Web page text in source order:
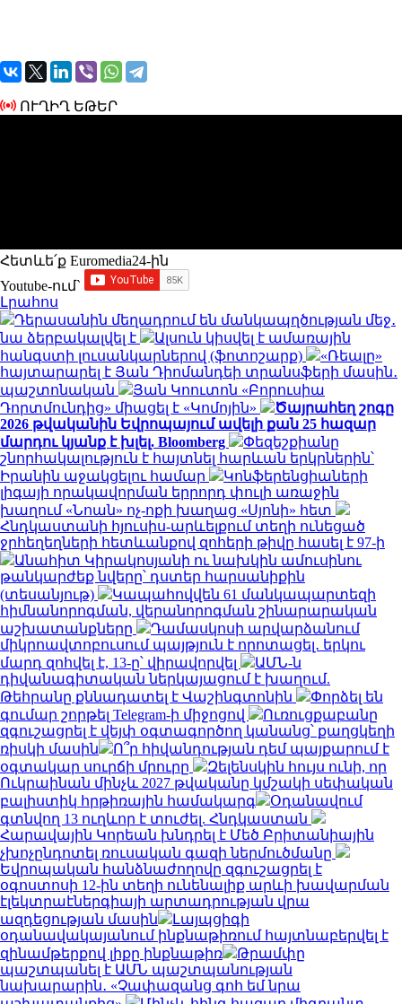
ՈՒՂԻՂ ԵԹԵՐ
Հետևե՛ք Euromedia24-ին
Youtube-ում`
Լրահոս
Դերասանին մեղադրում են մանկապղծության մեջ․
նա ձերբակալվել է
Ալսուն կիսվել է ամառային
հանգստի լուսանկարներով (ֆոտոշարք)
«Ռեալը»
հայտարարել է Յան Դիոմանդեի տրանսֆերի մասին․
պաշտոնական
Յան Կոուտոն «Բորուսիա
Դորտմունդից» միացել է «Կոմոյին»
Ծայրահեղ շոգը
2026 թվականին Եվրոպայում ավելի քան 25 հազար
մարդու կյանք է խլել. Bloomberg
Փեզեշքիանը
շնորհակալություն է հայտնել հարևան երկրներին՝
Իրանին աջակցելու համար
Կոնֆերենցիաների
լիգայի որակավորման երրորդ փուլի առաջին
խաղում «Նոան» ոչ-ոքի խաղաց «Սյոնի» հետ
Հնդկաստանի հյուսիս-արևելքում տեղի ունեցած
ջրհեղեղների հետևանքով զոհերի թիվը հասել է 97-ի
Անահիտ Կիրակոսյանի ու նախկին ամուսինու
թանկարժեք նվերը՝ դստեր հարսանիքին
(տեսանյութ)
Կապահովվեն 61 մանկապարտեզի
հիմնանորոգման, վերանորոգման շինարարական
աշխատանքները
Դամասկոսի արվարձանում
միկրոավտոբուսում պայթյուն է որոտացել․ երկու
մարդ զոհվել է, 13-ը՝ վիրավորվել
ԱՄՆ-ն
դիվանագիտական ներկայացում է խաղում.
Թեհրանը քննադատել է Վաշինգտոնին
Փորձել են
գումար շորթել Telegram-ի միջոցով
Ուռուցքաբանը
զգուշացրել է վեյփ օգտագործող կանանց՝ քաղցկեղի
ռիսկի մասին
Ո՞ր հիվանդության դեմ պայքարում է
օգտակար սուրճի մրուրը
Զելենսկին հույս ունի, որ
Ուկրաինան մինչև 2027 թվականը կմշակի սեփական
բալիստիկ հրթիռային համակարգ
Օդանավում
գտնվող 13 ուղևոր է տուժել. Հնդկաստան
Հարավային Կորեան խնդրել է Մեծ Բրիտանիային
չխոչընդոտել ռուսական գազի ներմուծմանը
Եվրոպական հանձնաժողովը զգուշացրել է
օգոստոսի 12-ին տեղի ունենալիք արևի խավարման
էլեկտրաէներգիայի արտադրության վրա
ազդեցության մասին
Լայպցիգի
օդանավակայանում ինքնաթիռում հայտնաբերվել է
զինամթերքով լիքը ինքնաթիռ
Թրամփը
պաշտպանել է ԱՄՆ պաշտպանության
նախարարին․ «Չափազանց գոհ եմ նրա